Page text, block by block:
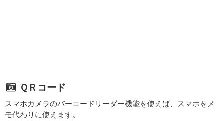
ＱＲコード
スマホカメラのバーコードリーダー機能を使えば、スマホをメ
モ代わりに使えます。